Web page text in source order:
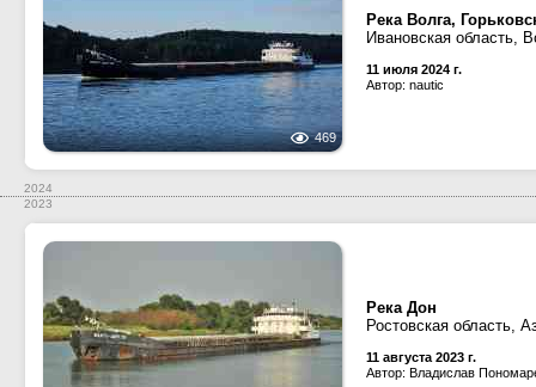
469
Река Волга,
Ивановская область,
11 июля 2024 г.
Автор: nautic
2024
2023
Река Дон
Ростовская область,
11 августа 2023 г.
Автор: Владислав